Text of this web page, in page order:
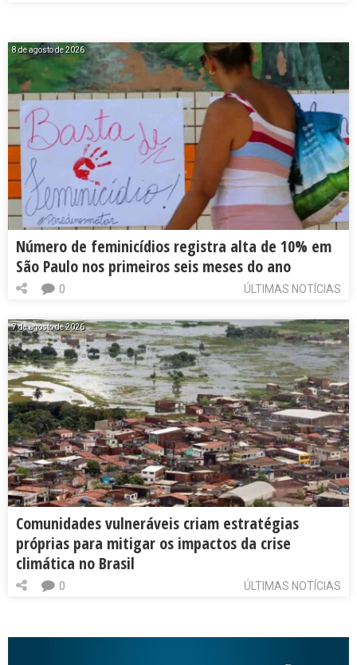
8 de agosto de 2026
Número de feminicídios registra alta de 10% em
São Paulo nos primeiros seis meses do ano
ÚLTIMAS NOTÍCIAS
0
7 de agosto de 2026
Comunidades vulneráveis criam estratégias
próprias para mitigar os impactos da crise
climática no Brasil
ÚLTIMAS NOTÍCIAS
0